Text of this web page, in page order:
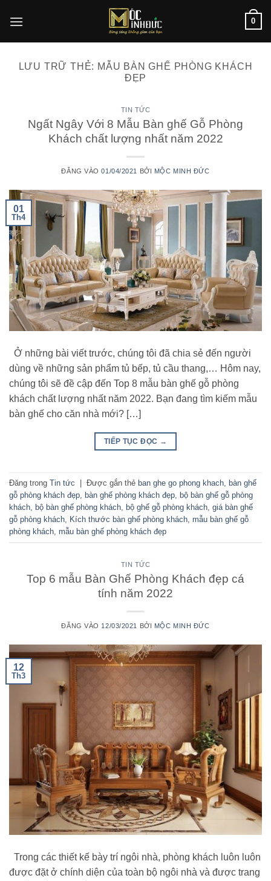
qua
0
LƯU TRỮ THẺ: MẪU BÀN GHẾ PHÒNG KHÁCH
ĐẸP
TIN TỨC
Ngất Ngây Với 8 Mẫu Bàn ghế Gỗ Phòng
Khách chất lượng nhất năm 2022
ĐĂNG VÀO01/04/2021 BỞI MỘC MINH ĐỨC
01
Th4
Ở những bài viết trước, chúng tôi đã chia sẻ đến người
dùng về những sản phẩm tủ bếp, tủ cầu thang,… Hôm nay,
chúng tôi sẽ đề cập đến Top 8 mẫu bàn ghế gỗ phòng
khách chất lượng nhất năm 2022. Bạn đang tìm kiếm mẫu
bàn ghế cho căn nhà mới? […]
TIẾP TỤC ĐỌC →
Đăng trong Tin tức | Được gắn thẻ ban ghe go phong khach bàn ghế
gỗ phòng khách đẹp bàn ghế phòng khách đẹp bộ bàn ghế gỗ phòng
khách bộ bàn ghế phòng khách bộ ghế gỗ phòng khách giá bàn ghế
gỗ phòng khách Kích thước bàn ghế phòng khách mẫu bàn ghế gỗ
phòng khách mẫu bàn ghế phòng khách đẹp
TIN TỨC
Top 6 mẫu Bàn Ghế Phòng Khách đẹp cá
tính năm 2022
ĐĂNG VÀO 12/03/2021 BỞI MỘC MINH ĐỨC
12
Th3
Trong các thiết kế bày trí ngôi nhà, phòng khách luôn luôn
được đặt ở chính diện của toàn bộ ngôi nhà và được trang